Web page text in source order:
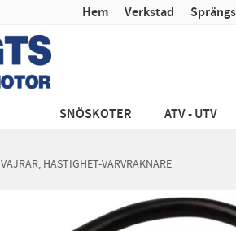
Hem Verkstad
SNÖSKOTER ATV - UTV
VAJRAR, HASTIGHET-VARVRÄKNARE